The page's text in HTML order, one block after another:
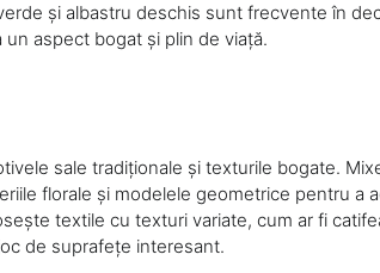
și albastru deschis sunt frecvente în
aspect bogat și plin de viață.
sale tradiționale și texturile bogate.
florale și modelele geometrice pentru a
textile cu texturi variate, cum ar fi
de suprafețe interesant.